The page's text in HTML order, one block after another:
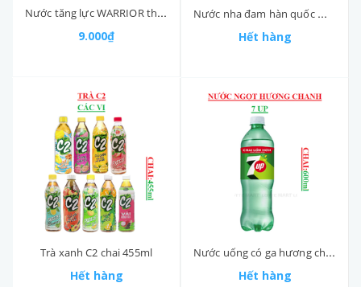
Nước tăng lực WARRIOR thái lan chai (300-:-350)ml
9.000₫
Nước nha đam hàn quốc Woongjin dr.aloe chai 1500ml
Hết hàng
Trà xanh C2 chai 455ml
Hết hàng
Nước uống có ga hương chanh 7up chai (550-:-600)ml
Hết hàng